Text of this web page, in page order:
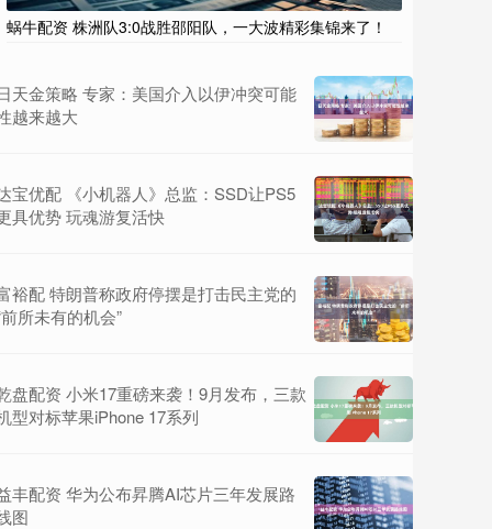
蜗牛配资 株洲队3:0战胜邵阳队，一大波精彩集锦来了！
天金策略 专家：美国介入以伊冲突可能
越来越大
宝优配 《小机器人》总监：SSD让PS5
具优势 玩魂游复活快
裕配 特朗普称政府停摆是打击民主党的
前所未有的机会”
盘配资 小米17重磅来袭！9月发布，三款
型对标苹果iPhone 17系列
丰配资 华为公布昇腾AI芯片三年发展路
图